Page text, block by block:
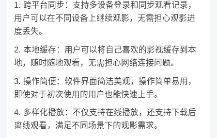
1. 跨平台同步：支持多设备登录和同步观看记录，
用户可以在不同设备上继续观影，无需担心观影进
度丢失。
2. 本地缓存：用户可以将自己喜欢的影视缓存到本
地，随时随地观看，无需担心网络连接问题。
3. 操作简便：软件界面简洁美观，操作简单易用，
即使对于初次使用的用户也能快速上手。
4. 多样化播放：不仅支持在线播放，还支持下载后
离线观看，满足不同场景下的观影需求。